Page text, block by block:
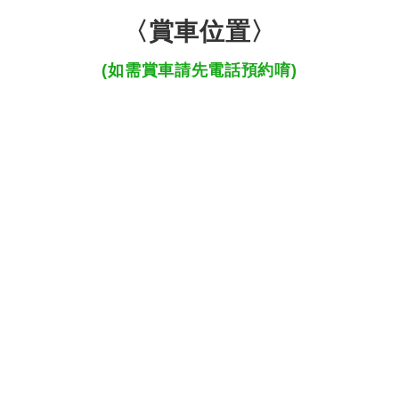
〈賞車位置〉
(如需賞車請先電話預約唷)